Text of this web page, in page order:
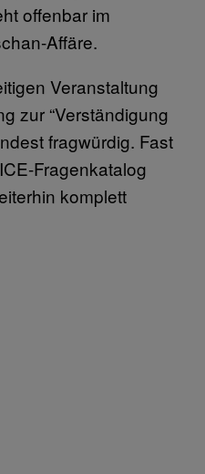
offenbar im
Affäre.
Veranstaltung
zur “Verständigung
fragwürdig. Fast
Fragenkatalog
komplett